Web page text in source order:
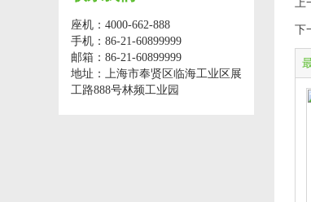
座机：4000-662-888
手机：86-21-60899999
邮箱：86-21-60899999
地址：上海市奉贤区临海工业区展
工路888号林频工业园
上
下